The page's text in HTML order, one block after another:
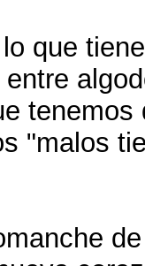
que
"malos